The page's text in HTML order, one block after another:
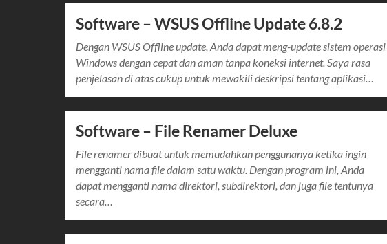
Software – WSUS Offline Update 6.8.2
Dengan WSUS Offline update, Anda dapat meng-update sistem operasi
Windows dengan cepat dan aman tanpa koneksi internet. Saya rasa
penjelasan di atas cukup untuk mewakili deskripsi tentang aplikasi…
Software – File Renamer Deluxe
File renamer dibuat untuk memudahkan penggunanya ketika ingin
mengganti nama file dalam satu waktu. Dengan program ini, Anda
dapat mengganti nama direktori, subdirektori, dan juga file tentunya
secara…